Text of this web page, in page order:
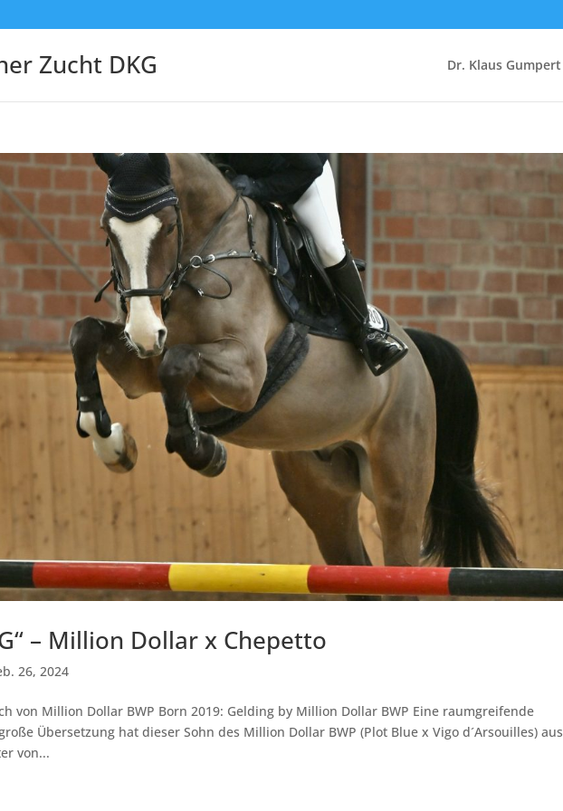
Zucht DKG Dr. Klaus Gumpert
– Million Dollar x Chepetto
26, 2024
von Million Dollar BWP Born 2019: Gelding by Million Dollar BWP Eine raumgreifende
Übersetzung hat dieser Sohn des Million Dollar BWP (Plot Blue x Vigo d´Arsouilles) aus
von...